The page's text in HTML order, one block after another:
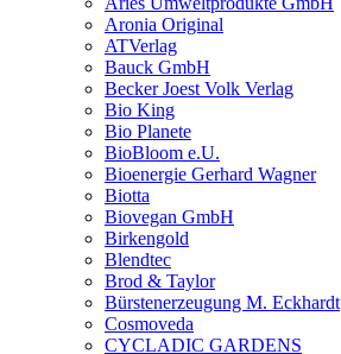
Aronia Original
ATVerlag
Bauck GmbH
Becker Joest Volk Verlag
Bio King
Bio Planete
BioBloom e.U.
Bioenergie Gerhard Wagner
Biotta
Biovegan GmbH
Birkengold
Blendtec
Brod & Taylor
Bürstenerzeugung M. Eckhardt
Cosmoveda
CYCLADIC GARDENS